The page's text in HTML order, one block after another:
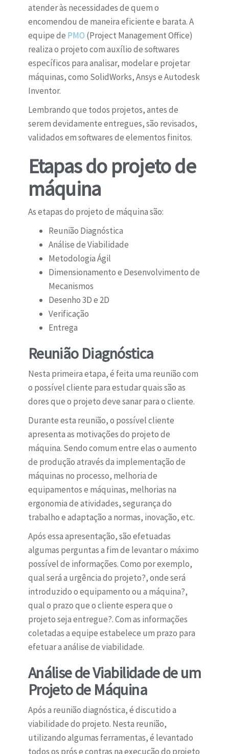
atender às necessidades de quem o
encomendou de maneira eficiente e barata. A
equipe de PMO (Project Management Office)
realiza o projeto com auxílio de softwares
específicos para analisar, modelar e projetar
máquinas, como SolidWorks, Ansys e Autodesk
Inventor.
Lembrando que todos projetos, antes de
serem devidamente entregues, são revisados,
validados em softwares de elementos finitos.
Etapas do projeto de
máquina
As etapas do projeto de máquina são:
Reunião Diagnóstica
Análise de Viabilidade
Metodologia Ágil
Dimensionamento e Desenvolvimento de
Mecanismos
Desenho 3D e 2D
Verificação
Entrega
Reunião Diagnóstica
Nesta primeira etapa, é feita uma reunião com
o possível cliente para estudar quais são as
dores que o projeto deve sanar para o cliente.
Durante esta reunião, o possível cliente
apresenta as motivações do projeto de
máquina. Sendo comum entre elas o aumento
de produção através da implementação de
máquinas no processo, melhoria de
equipamentos e máquinas, melhorias na
ergonomia de atividades, segurança do
trabalho e adaptação a normas, inovação, etc.
Após essa apresentação, são efetuadas
algumas perguntas a fim de levantar o máximo
possível de informações. Como por exemplo,
qual será a urgência do projeto?, onde será
introduzido o equipamento ou a máquina?,
qual o prazo que o cliente espera que o
projeto seja entregue?. Com as informações
coletadas a equipe estabelece um prazo para
efetuar a análise de viabilidade.
Análise de Viabilidade de um
Projeto de Máquina
Após a reunião diagnóstica, é discutido a
viabilidade do projeto. Nesta reunião,
utilizando algumas ferramentas, é levantado
todos os prós e contras na execução do projeto